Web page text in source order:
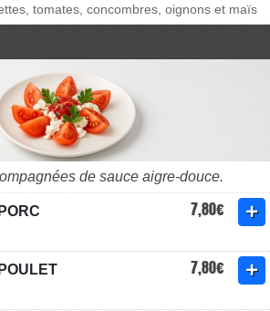
tomates, concombres, oignons et maïs
de sauce aigre-douce.
7,80€
7,80€